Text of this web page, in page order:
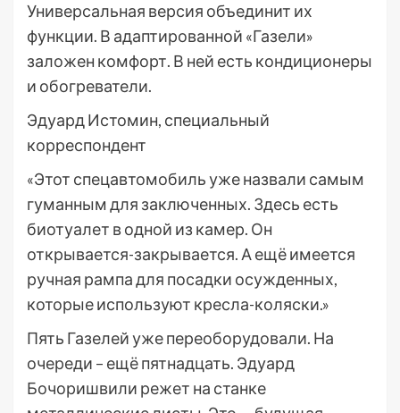
Универсальная версия объединит их
функции. В адаптированной «Газели»
заложен комфорт. В ней есть кондиционеры
и обогреватели.
Эдуард Истомин, специальный
корреспондент
«Этот спецавтомобиль уже назвали самым
гуманным для заключенных. Здесь есть
биотуалет в одной из камер. Он
открывается-закрывается. А ещё имеется
ручная рампа для посадки осужденных,
которые используют кресла-коляски.»
Пять Газелей уже переоборудовали. На
очереди – ещё пятнадцать. Эдуард
Бочоришвили режет на станке